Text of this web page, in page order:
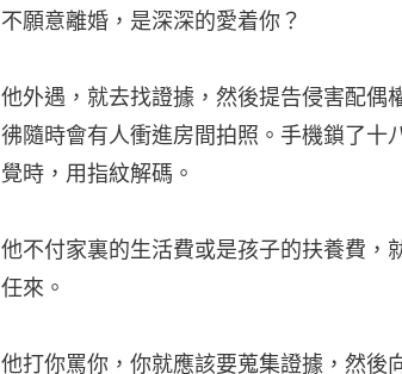
不願意離婚，是深深的愛着你？
他外遇，就去找證據，然後提告侵害配偶
彿隨時會有人衝進房間拍照。手機鎖了十
覺時，用指紋解碼。
他不付家裏的生活費或是孩子的扶養費，
任來。
他打你罵你，你就應該要蒐集證據，然後